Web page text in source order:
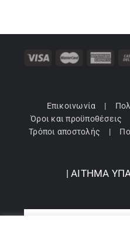
Επικοινωνία
Όροι και προϋποθέσεις
Τρόποι αποστολής
| ΑΙΤΗΜΑ